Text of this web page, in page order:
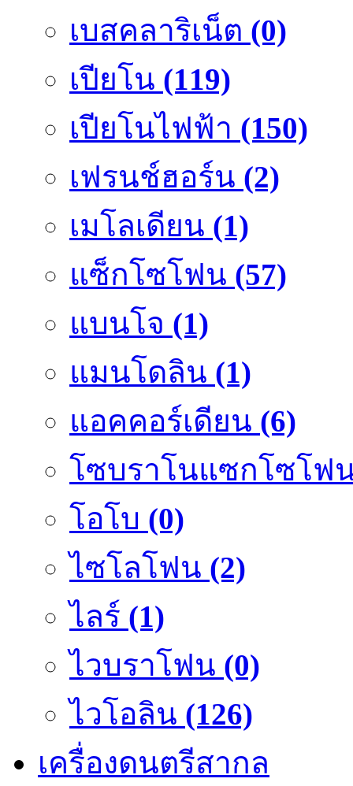
เบสคลาริเน็ต (0)
เปียโน (119)
เปียโนไฟฟ้า (150)
เฟรนช์ฮอร์น (2)
เมโลเดียน (1)
แซ็กโซโฟน (57)
แบนโจ (1)
แมนโดลิน (1)
แอคคอร์เดียน (6)
โซบราโนแซกโซโฟ
โอโบ (0)
ไซโลโฟน (2)
ไลร์ (1)
ไวบราโฟน (0)
ไวโอลิน (126)
เครื่องดนตรีสากล